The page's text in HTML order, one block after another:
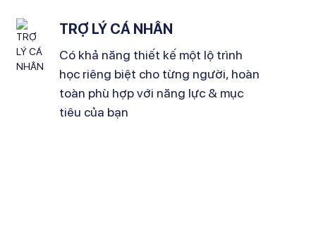
TRỢ LÝ CÁ NHÂN
Có khả năng thiết kế một lộ trình
học riêng biệt cho từng người, hoàn
toàn phù hợp với năng lực & mục
tiêu của bạn